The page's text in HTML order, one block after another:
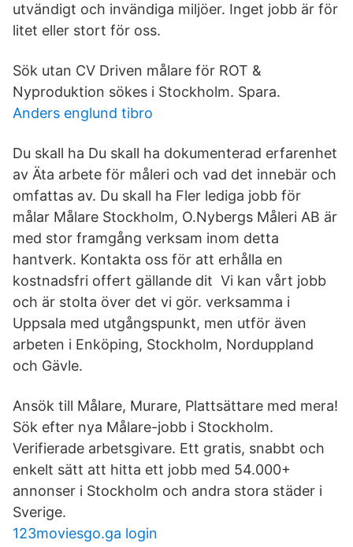
utvändigt och invändiga miljöer. Inget jobb är för
litet eller stort för oss.
Sök utan CV Driven målare för ROT &
Nyproduktion sökes i Stockholm. Spara.
Anders englund tibro
Du skall ha Du skall ha dokumenterad erfarenhet
av Äta arbete för måleri och vad det innebär och
omfattas av. Du skall ha Fler lediga jobb för
målar Målare Stockholm, O.Nybergs Måleri AB är
med stor framgång verksam inom detta
hantverk. Kontakta oss för att erhålla en
kostnadsfri offert gällande dit Vi kan vårt jobb
och är stolta över det vi gör. verksamma i
Uppsala med utgångspunkt, men utför även
arbeten i Enköping, Stockholm, Norduppland
och Gävle.
Ansök till Målare, Murare, Plattsättare med mera!
Sök efter nya Målare-jobb i Stockholm.
Verifierade arbetsgivare. Ett gratis, snabbt och
enkelt sätt att hitta ett jobb med 54.000+
annonser i Stockholm och andra stora städer i
Sverige.
123moviesgo.ga login